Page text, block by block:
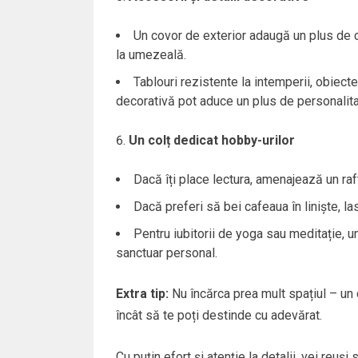
Un covor de exterior adaugă un plus
la umezeală.
Tablouri rezistente la intemperii,
decorativă pot aduce un plus de
Un colț dedicat hobby-urilor
Dacă îți place lectura, amenajează un
Dacă preferi să bei cafeaua în liniște,
Pentru iubitorii de yoga sau meditație,
sanctuar personal.
Extra tip: Nu încărca prea mult spațiul –
încât să te poți destinde cu adevărat.